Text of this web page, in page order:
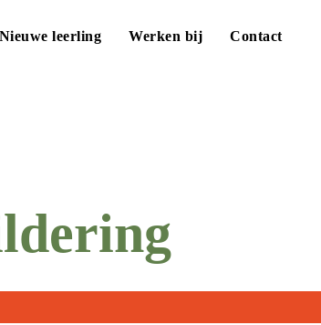
Nieuwe leerling Werken bij Contact